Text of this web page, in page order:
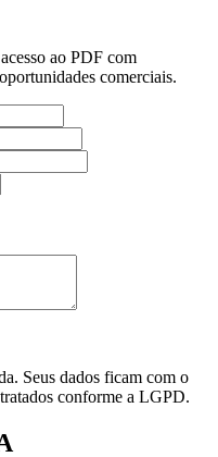
ao PDF com
comerciais.
Seus dados ficam com o
conforme a LGPD.